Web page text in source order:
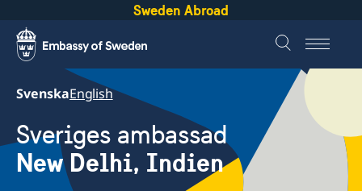
Sweden Abroad
SvenskaEnglish
Sveriges ambassad
New Delhi, Indien